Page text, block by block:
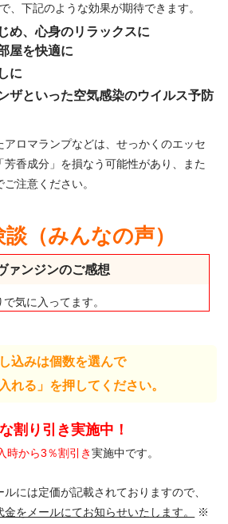
、下記のような効果が期待できます。
め、心身のリラックスに
屋を快適に
に
ザといった空気感染のウイルス予防
ロマランプなどは、せっかくのエッセ
芳香成分」を損なう可能性があり、また
注意ください。
（みんなの声）
ァンジンのご感想
気に入ってます。
込みは個数を選んで
れる」を押してください。
割り引き実施中！
時から3％割引き実施中です。
には定価が記載されておりますので、
をメールにてお知らせいたします。
※